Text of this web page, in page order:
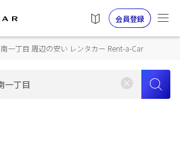
会員登録
一丁目 周辺の安い レンタカー Rent-a-Car